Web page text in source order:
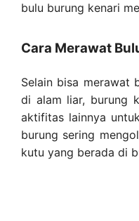
bulu burung kenari
Cara Merawat
Selain bisa merawat
di alam liar, burung
aktifitas lainnya
burung sering
kutu yang berada di